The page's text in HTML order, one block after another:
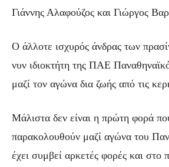
Γιάννης Αλαφούζος και Γιώργος
Ο άλλοτε ισχυρός άνδρας των
νυν ιδιοκτήτη της ΠΑΕ
μαζί τον αγώνα δια ζωής από τις
Μάλιστα δεν είναι η πρώτη φορά
παρακολουθούν μαζί αγώνα του
έχει συμβεί αρκετές φορές και στο